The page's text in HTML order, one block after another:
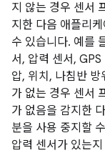
지 않는 경우 센서
지한 다음 애플리
수 있습니다. 예를
서, 압력 센서,
압, 위치, 나침반
가 없는 경우 센서
가 없음을 감지한
분을 사용 중지할
압력 센서가 있는